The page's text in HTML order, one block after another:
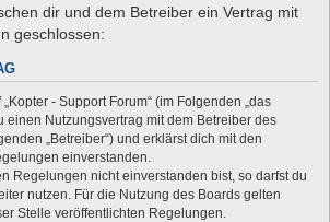
dir und dem Betreiber ein Vertrag mit
geschlossen:
- Support Forum“ (im Folgenden „das
einen Nutzungsvertrag mit dem Betreiber des
„Betreiber“) und erklärst dich mit den
einverstanden.
Regelungen nicht einverstanden bist, so darfst du
nutzen. Für die Nutzung des Boards gelten
Stelle veröffentlichten Regelungen.